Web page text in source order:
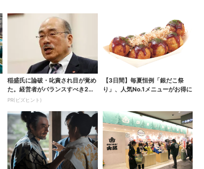
稲盛氏に論破・叱責され目が覚め
た。経営者がバランスすべき2つ
の背反
PR(ビズヒント)
【3日間】毎夏恒例「銀だこ祭
り」、人気No.1メニューがお得に